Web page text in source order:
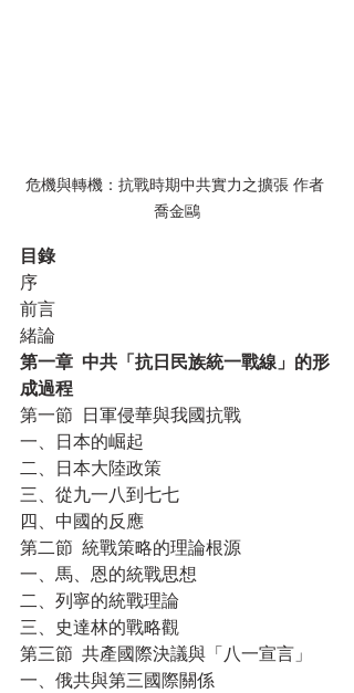
危機與轉機：抗戰時期中共實力之擴張 作者
喬金鷗
目錄
序
前言
緒論
第一章  中共「抗日民族統一戰線」的形
成過程
第一節  日軍侵華與我國抗戰
一、日本的崛起
二、日本大陸政策
三、從九一八到七七
四、中國的反應
第二節  統戰策略的理論根源
一、馬、恩的統戰思想
二、列寧的統戰理論
三、史達林的戰略觀
第三節  共產國際決議與「八一宣言」
一、俄共與第三國際關係